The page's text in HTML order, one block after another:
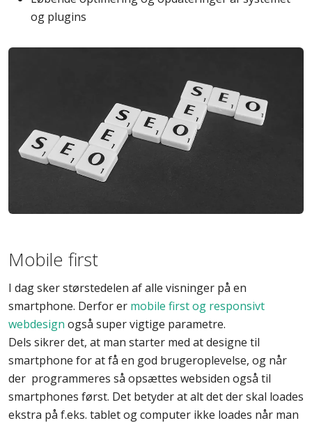
og plugins
Mobile first
I dag sker størstedelen af alle visninger på en
smartphone. Derfor er mobile first og responsivt
webdesign også super vigtige parametre.
Dels sikrer det, at man starter med at designe til
smartphone for at få en god brugeroplevelse, og når
der programmeres så opsættes websiden også til
smartphones først. Det betyder at alt det der skal loades
ekstra på f.eks. tablet og computer ikke loades når man